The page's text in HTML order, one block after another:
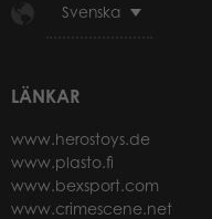
Svenska
LÄNKAR
www.herostoys.de
www.plasto.fi
www.bexsport.com
www.crimescene.net